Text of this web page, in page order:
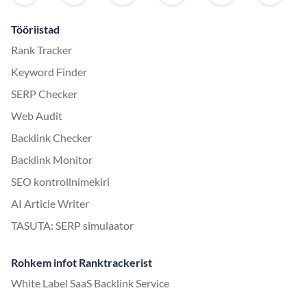
Tööriistad
Rank Tracker
Keyword Finder
SERP Checker
Web Audit
Backlink Checker
Backlink Monitor
SEO kontrollnimekiri
AI Article Writer
TASUTA: SERP simulaator
Rohkem infot Ranktrackerist
White Label SaaS Backlink Service